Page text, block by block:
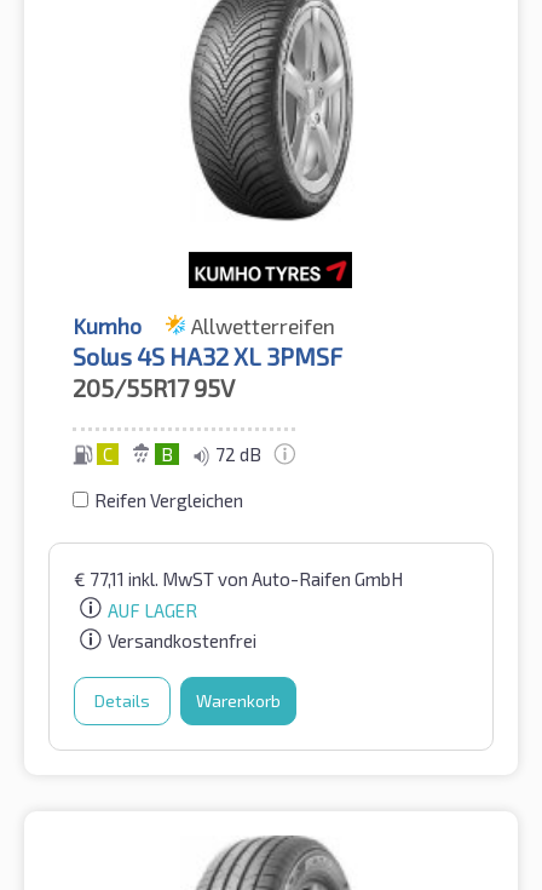
Kumho Allwetterreifen
Solus 4S HA32 XL 3PMSF
205/55R17 95V
C B 72 dB
Reifen Vergleichen
€ 77,11 inkl. MwSTvon Auto-Raifen GmbH
AUF LAGER
Versandkostenfrei
Details Warenkorb